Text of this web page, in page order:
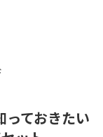
っておきたい